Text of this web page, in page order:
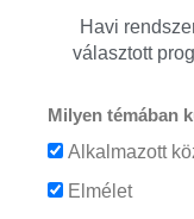
Havi
választott
Milyen témában
Alkalmazott
Elmélet